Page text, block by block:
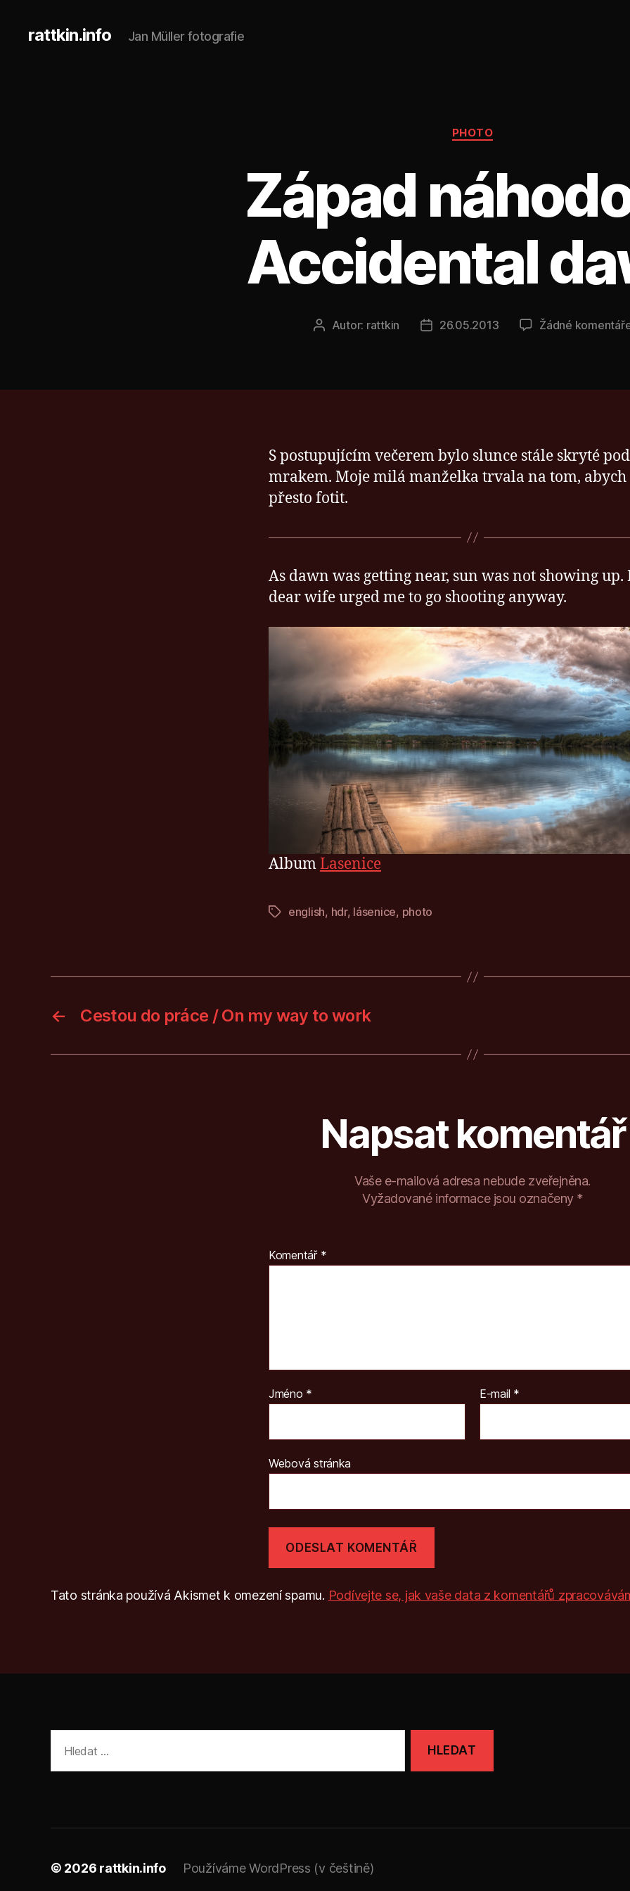
rattkin.info Jan Müller fotografie
Rubriky
PHOTO
Západ
Accidental
AutorAutor: rattkin
Datum
26.05.2013 Žádné
S postupujícím večerem bylo slunce stále skryté pod
mrakem. Moje milá manželka trvala na tom, abych
přesto fotit.
As dawn was getting near, sun was not showing up.
dear wife urged me to go shooting anyway.
AlbumLasenice
Štítkyenglish, hdr, lásenice, photo
← Cestou do práce / On my way to work
Napsat komentář
Vaše e-mailová adresa nebude zveřejněna.
Vyžadované informace jsou označeny *
Komentář *
Jméno * E-mail *
Webová stránka
Tato stránka používá Akismet k omezení spamu. Podívejte se, jak vaše data z komentářů
vyhledávání:
© 2026 rattkin.info Používáme WordPress (v češtině)